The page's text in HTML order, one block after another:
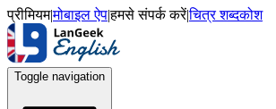
प्रीमियम|मोबाइल ऐप|हमसे संपर्क करें|चित्र शब्दकोश
Toggle navigation